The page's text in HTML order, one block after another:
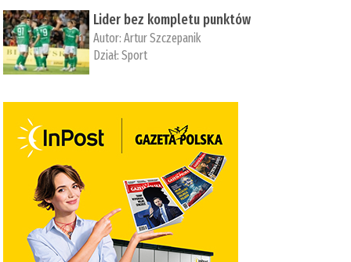
Lider bez kompletu punktów
Autor:Artur Szczepanik
Dział:Sport